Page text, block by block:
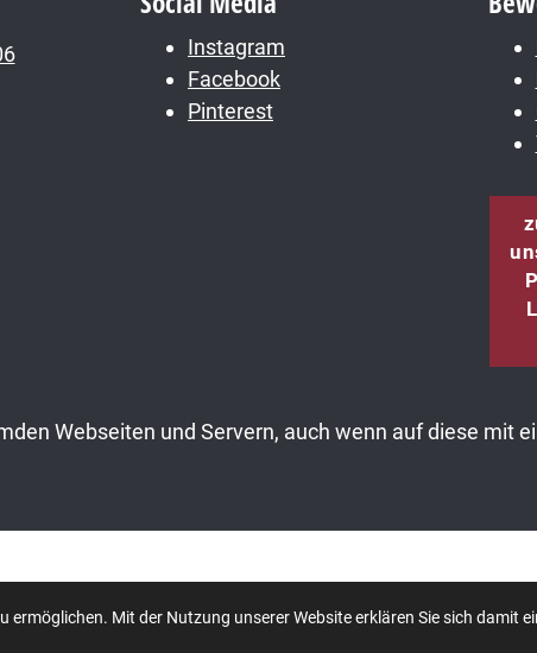
Instagram
Facebook
Pinterest
Webseiten und Servern, auch wenn auf diese mit
Datenschutzerklärung|Impressum
Mit der Nutzung unserer Website erklären Sie sich damit